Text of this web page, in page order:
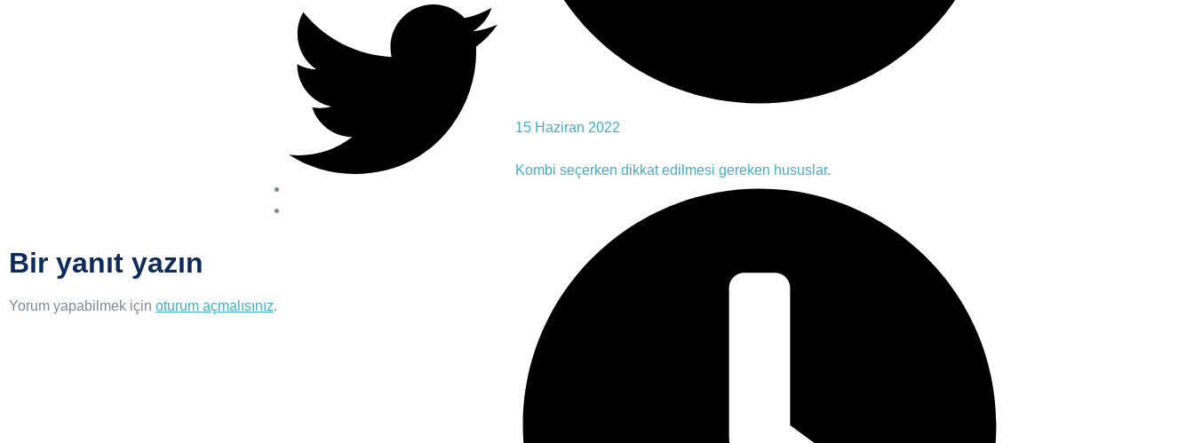
Bir yanıt yazın
Yorum yapabilmek için oturum açmalısınız.
15 Haziran 2022
Kombi seçerken dikkat edilmesi gereken hususlar.